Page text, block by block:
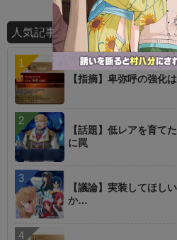
人気記事ランキング
【指摘】卑弥呼の強化
【話題】低レアを育て
に罠
【議論】実装してほし
か…